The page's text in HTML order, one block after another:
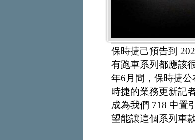
保時捷己預告到
有跑車系列都應該
年6月間，保時捷公
時捷的業務更新記
成為我們 718 中置
望能讓這個系列車